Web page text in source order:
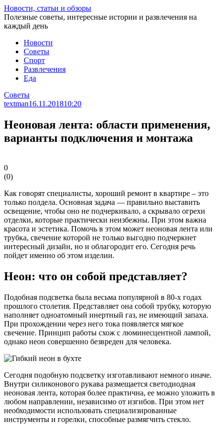
Перейти
к
статье
Новости, статьи и обзоры
Полезные советы, интересные истории и развлечения на
каждый день
Новости
Советы
Спорт
Развлечения
Еда
Советы
textman16.11.201810:20
Неоновая лента: области применения,
варианты подключения и монтажа
0
(0)
Как говорят специалисты, хороший ремонт в квартире – это
только полдела. Основная задача — правильно выставить
освещение, чтобы оно не подчеркивало, а скрывало огрехи
отделки, которые практически неизбежны. При этом важна
красота и эстетика. Помочь в этом может неоновая лента или
трубка, свечение которой не только выгодно подчеркнет
интересный дизайн, но и облагородит его. Сегодня речь
пойдет именно об этом изделии.
Неон: что он собой представляет?
Подобная подсветка была весьма популярной в 80-х годах
прошлого столетия. Представляет она собой трубку, которую
наполняет одноатомный инертный газ, не имеющий запаха.
При прохождении через него тока появляется мягкое
свечение. Принцип работы схож с люминесцентной лампой,
однако неон совершенно безвреден для человека.
Сегодня подобную подсветку изготавливают немного иначе.
Внутри силиконового рукава размещается светодиодная
неоновая лента, которая более практична, ее можно уложить в
любом направлении, независимо от изгибов. При этом нет
необходимости использовать специализированные
инструменты и горелки, способные размягчить стекло.